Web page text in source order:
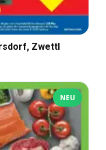
Zwettl
NEU